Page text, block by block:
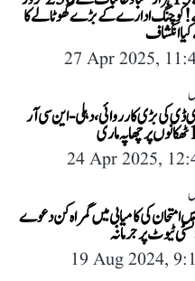
کوچنگ ادارے کے بڑے گھوٹالے کا
انکشاف
27 Apr 2025,
ڈی کی بڑی کارروائی، دہلی-این سی آر
24 Apr 2025,
امتحان کی کامیابی میں گمراہ کن دعوے
ٹیوٹ پر جرمانہ
19 Aug 2024,